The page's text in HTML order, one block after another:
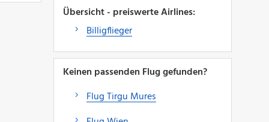
Übersicht - preiswerte Airlines:
Billigflieger
Keinen passenden Flug gefunden?
Flug Tirgu Mures